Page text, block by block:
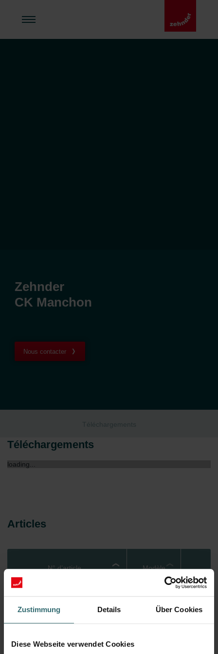
Zustimmung Details Über Cookies
Diese Webseite verwendet Cookies
Zehnder
CK Manchon
Nous contacter
Téléchargements
Téléchargements
loading...
Articles
N° d’article Modèle